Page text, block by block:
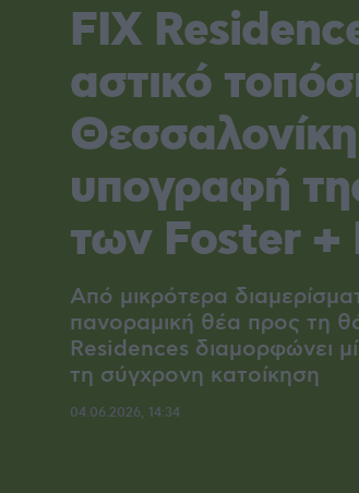
FIX
αστικό
υπογραφή
των Foster +
Από μικρότερα
πανοραμική θέα προς τη
Residences διαμορφώνει
τη σύγχρονη κατοίκηση
04.06.2026, 14:34